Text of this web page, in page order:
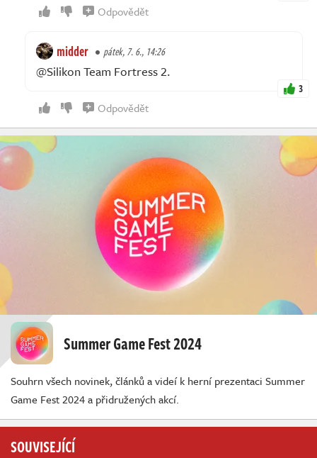
Odpovědět
midder pátek, 7. 6., 14:26
@Silikon Team Fortress 2.
3
Odpovědět
Summer Game Fest 2024
Souhrn všech novinek, článků a videí k herní prezentaci Summer
Game Fest 2024 a přidružených akcí.
SOUVISEJÍCÍ